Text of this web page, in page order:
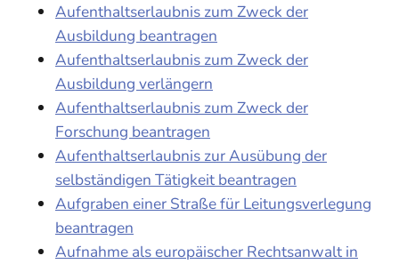
Aufenthaltserlaubnis zum Zweck der
Ausbildung beantragen
Aufenthaltserlaubnis zum Zweck der
Ausbildung verlängern
Aufenthaltserlaubnis zum Zweck der
Forschung beantragen
Aufenthaltserlaubnis zur Ausübung der
selbständigen Tätigkeit beantragen
Aufgraben einer Straße für Leitungsverlegung
beantragen
Aufnahme als europäischer Rechtsanwalt in